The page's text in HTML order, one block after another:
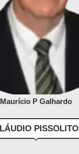
Maurício P Galhardo
PISSOLITO